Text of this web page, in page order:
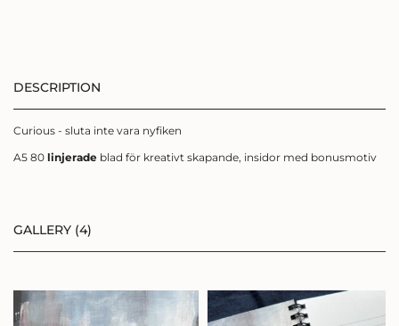
DESCRIPTION
Curious - sluta inte vara nyfiken
A5 80 linjerade blad för kreativt skapande, insidor med bonusmotiv
GALLERY (4)NYHETSBREV
där du får
följa min konstresa i färg, form och